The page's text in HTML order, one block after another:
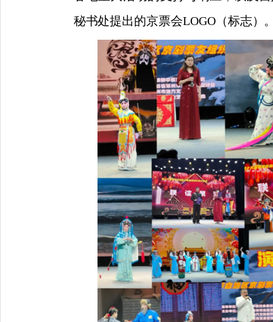
秘书处提出的京票会LOGO（标志）